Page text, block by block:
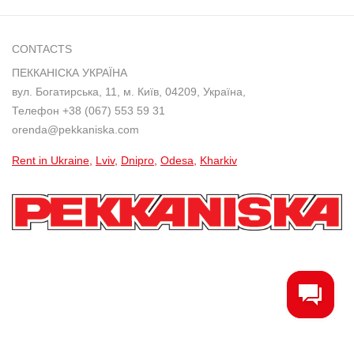
CONTACTS
ПЕККАНІСКА УКРАЇНА
вул. Богатирська, 11, м. Київ, 04209, Україна,
Телефон +38 (067) 553 59 31
orenda@pekkaniska.com
Rent in Ukraine Lviv Dnipro Odesa Kharkiv